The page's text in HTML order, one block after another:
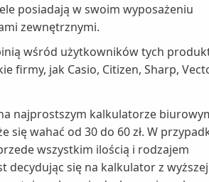
posiadają w swoim wyposażeniu
zewnętrznymi.
wśród użytkowników tych
firmy, jak Casio, Citizen, Sharp,
najprostszym kalkulatorze
wahać od 30 do 60 zł. W
wszystkim ilością i rodzajem
decydując się na kalkulator z wyższej